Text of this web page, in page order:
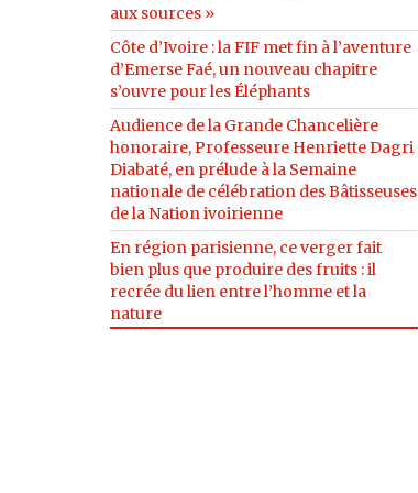
aux sources »
Côte d’Ivoire : la FIF met fin à l’aventure
d’Emerse Faé, un nouveau chapitre
s’ouvre pour les Éléphants
Audience de la Grande Chancelière
honoraire, Professeure Henriette Dagri
Diabaté, en prélude à la Semaine
nationale de célébration des Bâtisseuses
de la Nation ivoirienne
En région parisienne, ce verger fait
bien plus que produire des fruits : il
recrée du lien entre l’homme et la
nature